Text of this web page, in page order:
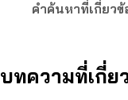
คำค้นหาที่เกี่ยวข้
บทความที่เกี่ย